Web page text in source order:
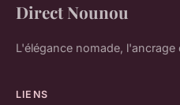
Direct Nounou
L'élégance nomade, l'ancrage
LIENS